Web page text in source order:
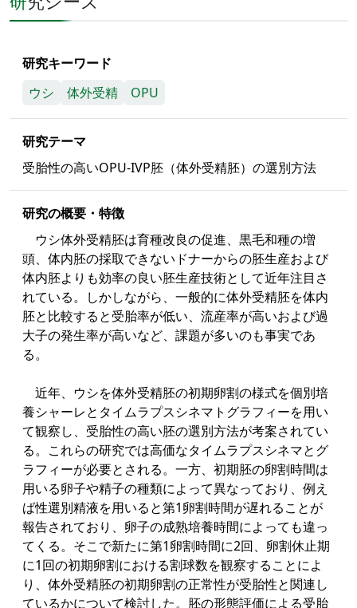
研究キーワード
ウシ
体外受精 OPU
研究テーマ
受胎性の高いOPU-IVP胚（体外受精胚）の選別方法
研究の概要・特徴
ウシ体外受精胚は育種改良の促進、黒毛和種の増
頭、体内胚の採取できないドナーからの胚生産および
体内胚よりも効率の良い胚生産技術として近年注目さ
れている。しかしながら、一般的に体外受精胚を体内
胚と比較すると受胎率が低い、流産率が高いおよび過
大子の発生率が高いなど、課題が多いのも事実であ
る。
近年、ウシを体外受精胚の初期卵割の様式を個別培
養シャーレとタイムラプスシネマトグラフィーを用い
て観察し、受胎性の高い胚の選別方法が考案されてい
る。これらの研究では高価なタイムラプスシネマとグ
ラフィーが必要とされる。一方、初期胚の卵割時間は
用いる卵子や精子の種類によって異なっており、例え
ば性選別精液を用いると第1卵割時間が遅れることが
報告されており、卵子の成熟培養時間によっても違っ
てくる。そこで新たに第1卵割時間に2回、卵割休止期
に1回の初期卵割における割球数を観察することによ
り、体外受精胚の初期卵割の正常性が受胎性と関連し
ているかについて検討した。胚の形態評価による受胎